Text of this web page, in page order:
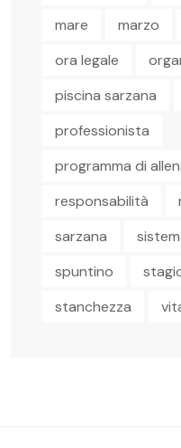
mare
marzo
ora legale
piscina sarzana
professionista
programma di
responsabilità
sarzana
spuntino
stanchezza